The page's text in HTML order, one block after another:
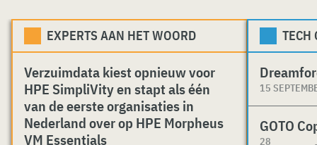
EXPERTS AAN HET WOORD
Verzuimdata kiest opnieuw voor
HPE SimpliVity en stapt als één
van de eerste organisaties in
Nederland over op HPE Morpheus
VM Essentials
TECH
15
GOTO
28